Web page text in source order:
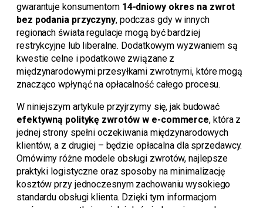
gwarantuje konsumentom 14-dniowy okres na zwrot
bez podania przyczyny, podczas gdy w innych
regionach świata regulacje mogą być bardziej
restrykcyjne lub liberalne. Dodatkowym wyzwaniem są
kwestie celne i podatkowe związane z
międzynarodowymi przesyłkami zwrotnymi, które mogą
znacząco wpłynąć na opłacalność całego procesu.
W niniejszym artykule przyjrzymy się, jak budować
efektywną politykę zwrotów w e-commerce, która z
jednej strony spełni oczekiwania międzynarodowych
klientów, a z drugiej – będzie opłacalna dla sprzedawcy.
Omówimy różne modele obsługi zwrotów, najlepsze
praktyki logistyczne oraz sposoby na minimalizację
kosztów przy jednoczesnym zachowaniu wysokiego
standardu obsługi klienta. Dzięki tym informacjom